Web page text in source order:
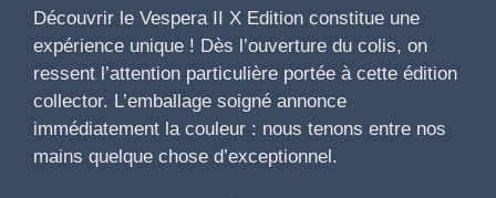
Découvrir le Vespera II X Edition constitue une
expérience unique ! Dès l’ouverture du colis, on
ressent l’attention particulière portée à cette édition
collector. L’emballage soigné annonce
immédiatement la couleur : nous tenons entre nos
mains quelque chose d’exceptionnel.